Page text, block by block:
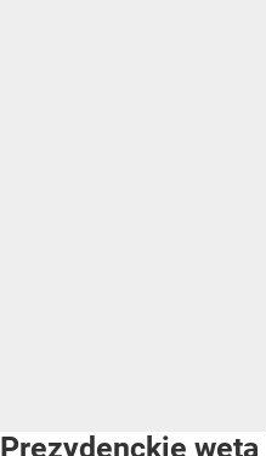
Prezydenckie weta